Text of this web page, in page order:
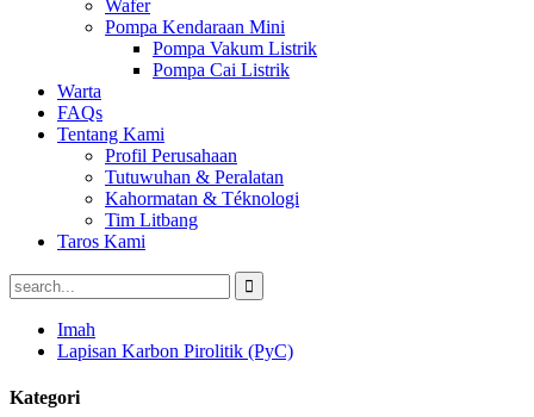
Wafer
Pompa Kendaraan Mini
Pompa Vakum Listrik
Pompa Cai Listrik
Warta
FAQs
Tentang Kami
Profil Perusahaan
Tutuwuhan & Peralatan
Kahormatan & Téknologi
Tim Litbang
Taros Kami
Imah
Lapisan Karbon Pirolitik (PyC)
Kategori